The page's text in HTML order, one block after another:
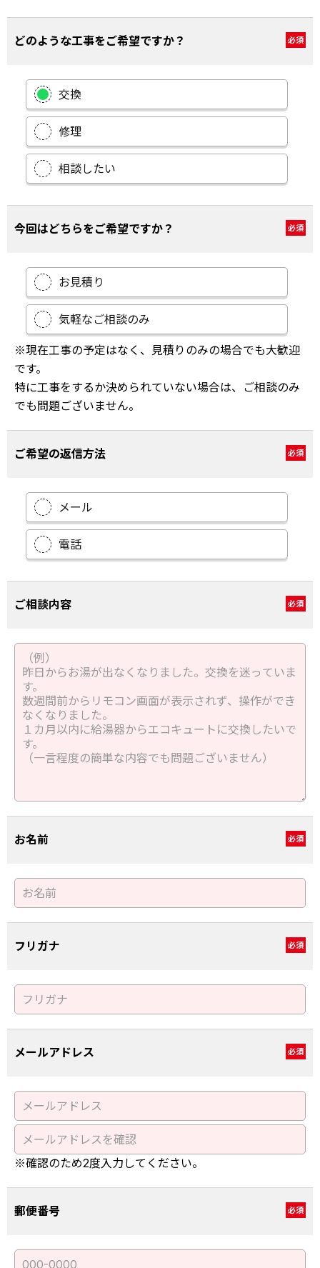
どのような工事をご希望ですか？ 必須
交換
修理
相談したい
今回はどちらをご希望ですか？ 必須
お見積り
気軽なご相談のみ
※現在工事の予定はなく、見積りのみの場合でも大歓迎
です。
特に工事をするか決められていない場合は、ご相談のみ
でも問題ございません。
ご希望の返信方法 必須
メール
電話
ご相談内容 必須
お名前 必須
フリガナ 必須
メールアドレス 必須
※確認のため2度入力してください。
郵便番号 必須